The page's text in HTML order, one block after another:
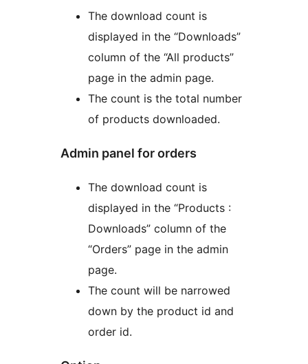
The download count is
displayed in the “Downloads”
column of the “All products”
page in the admin page.
The count is the total number
of products downloaded.
Admin panel for orders
The download count is
displayed in the “Products :
Downloads” column of the
“Orders” page in the admin
page.
The count will be narrowed
down by the product id and
order id.